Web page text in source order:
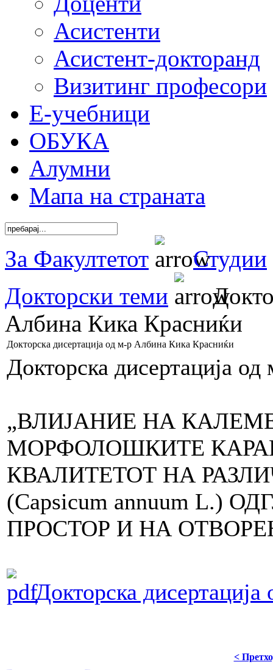
Асистенти
Асистент-докторанд
Визитинг професори
Е-учебници
ОБУКА
Алумни
Мапа на страната
За Факултетот
Студии
Докторски теми
Албина Кика Красниќи
Докторска дисертација од м-р Албина Кика Красниќи
Докторска дисертација
„ВЛИЈАНИЕ НА
МОРФОЛОШКИТЕ
КВАЛИТЕТОТ НА
(Capsicum annuum L.)
ПРОСТОР И НА
Докторска
<